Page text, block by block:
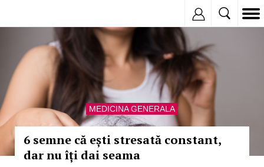
MEDICINA GENERALA
6 semne că ești stresată constant,
dar nu îți dai seama